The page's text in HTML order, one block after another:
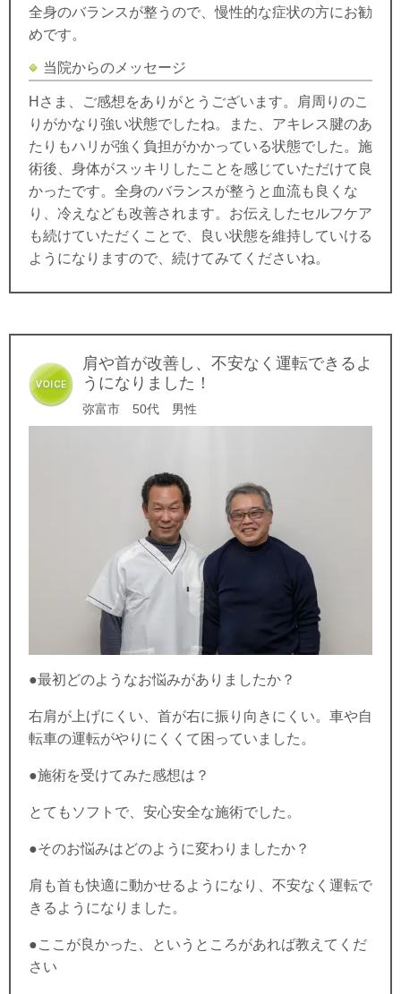
全身のバランスが整うので、慢性的な症状の方にお勧
めです。
当院からのメッセージ
Hさま、ご感想をありがとうございます。肩周りのこ
りがかなり強い状態でしたね。また、アキレス腱のあ
たりもハリが強く負担がかかっている状態でした。施
術後、身体がスッキリしたことを感じていただけて良
かったです。全身のバランスが整うと血流も良くな
り、冷えなども改善されます。お伝えしたセルフケア
も続けていただくことで、良い状態を維持していける
ようになりますので、続けてみてくださいね。
肩や首が改善し、不安なく運転できるよ
うになりました！
弥富市 50代 男性
●最初どのようなお悩みがありましたか？
右肩が上げにくい、首が右に振り向きにくい。車や自
転車の運転がやりにくくて困っていました。
●施術を受けてみた感想は？
とてもソフトで、安心安全な施術でした。
●そのお悩みはどのように変わりましたか？
肩も首も快適に動かせるようになり、不安なく運転で
きるようになりました。
●ここが良かった、というところがあれば教えてくだ
さい